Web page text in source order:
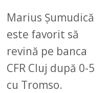
Marius Șumudică
este favorit să
revină pe banca
CFR Cluj după 0-5
cu Tromso.